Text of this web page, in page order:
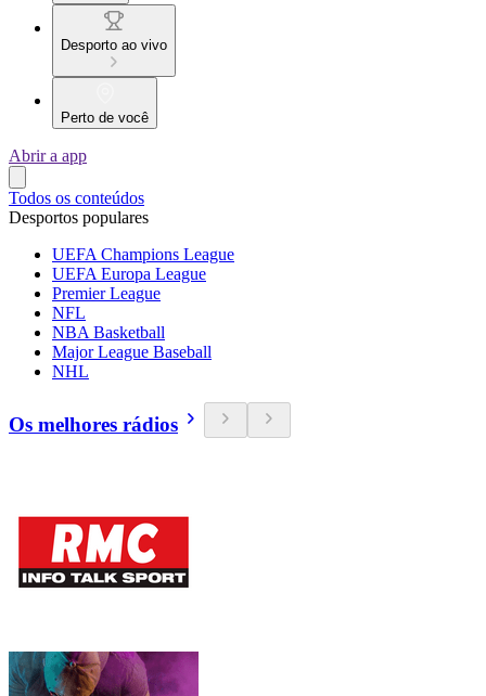
Desporto ao vivo
Perto de você
Abrir a app
Todos os conteúdos
Desportos populares
UEFA Champions League
UEFA Europa League
Premier League
NFL
NBA Basketball
Major League Baseball
NHL
Os melhores rádios